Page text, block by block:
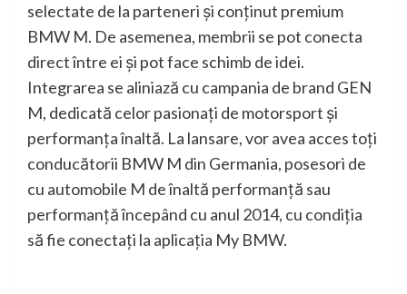
selectate de la parteneri şi conţinut premium
BMW M. De asemenea, membrii se pot conecta
direct între ei şi pot face schimb de idei.
Integrarea se aliniază cu campania de brand GEN
M, dedicată celor pasionaţi de motorsport şi
performanţa înaltă. La lansare, vor avea acces toţi
conducătorii BMW M din Germania, posesori de
cu automobile M de înaltă performanţă sau
performanţă începând cu anul 2014, cu condiţia
să fie conectaţi la aplicaţia My BMW.